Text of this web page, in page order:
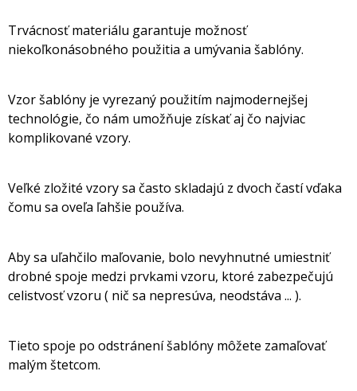
Trvácnosť materiálu garantuje možnosť
niekoľkonásobného použitia a umývania šablóny.
Vzor šablóny je vyrezaný použitím najmodernejšej
technológie, čo nám umožňuje získať aj čo najviac
komplikované vzory.
Veľké zložité vzory sa často skladajú z dvoch častí vďaka
čomu sa oveľa ľahšie používa.
Aby sa uľahčilo maľovanie, bolo nevyhnutné umiestniť
drobné spoje medzi prvkami vzoru, ktoré zabezpečujú
celistvosť vzoru ( nič sa nepresúva, neodstáva ... ).
Tieto spoje po odstránení šablóny môžete zamaľovať
malým štetcom.